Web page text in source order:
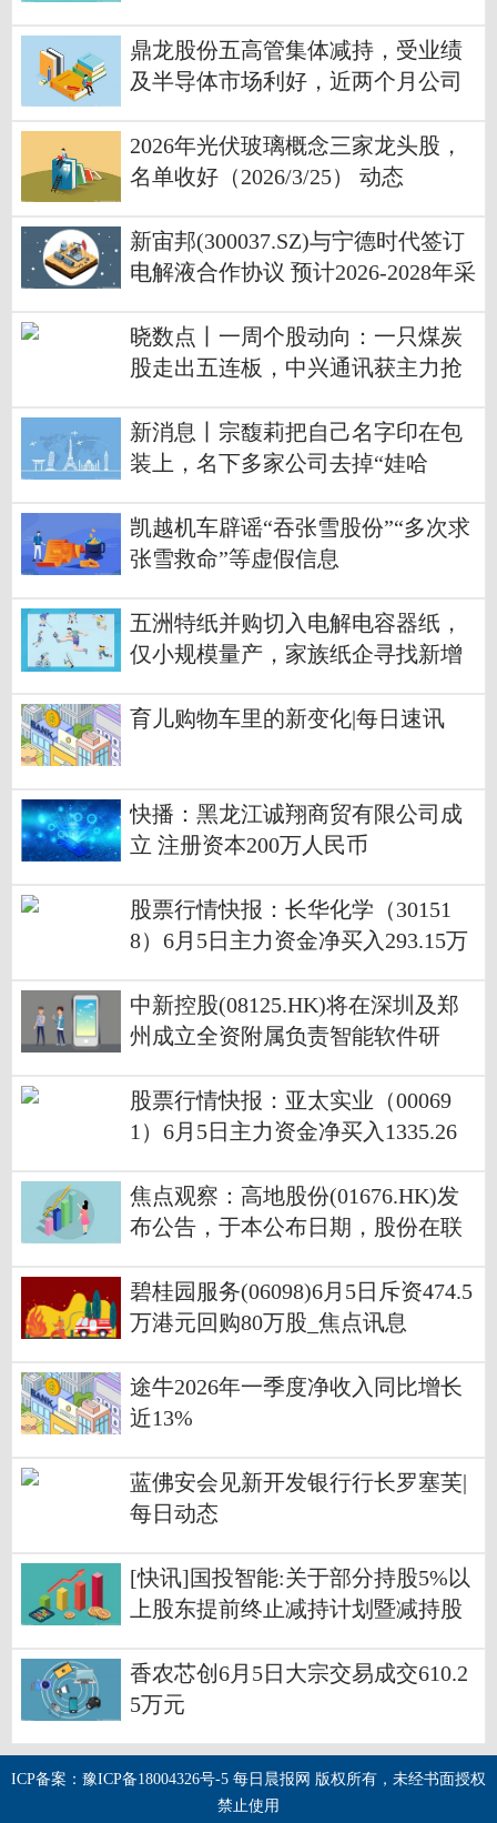
鼎龙股份五高管集体减持，受业绩
及半导体市场利好，近两个月公司
2026年光伏玻璃概念三家龙头股，
名单收好（2026/3/25） 动态
新宙邦(300037.SZ)与宁德时代签订
电解液合作协议 预计2026-2028年采
晓数点丨一周个股动向：一只煤炭
股走出五连板，中兴通讯获主力抢
新消息丨宗馥莉把自己名字印在包
装上，名下多家公司去掉“娃哈
凯越机车辟谣“吞张雪股份”“多次求
张雪救命”等虚假信息
五洲特纸并购切入电解电容器纸，
仅小规模量产，家族纸企寻找新增
育儿购物车里的新变化|每日速讯
快播：黑龙江诚翔商贸有限公司成
立 注册资本200万人民币
股票行情快报：长华化学（30151
8）6月5日主力资金净买入293.15万
中新控股(08125.HK)将在深圳及郑
州成立全资附属负责智能软件研
商用机器人研发等新业务 速看
股票行情快报：亚太实业（00069
1）6月5日主力资金净买入1335.26
焦点观察：高地股份(01676.HK)发
布公告，于本公布日期，股份在联
碧桂园服务(06098)6月5日斥资474.5
万港元回购80万股_焦点讯息
途牛2026年一季度净收入同比增长
近13%
蓝佛安会见新开发银行行长罗塞芙|
每日动态
[快讯]国投智能:关于部分持股5%以
上股东提前终止减持计划暨减持股
香农芯创6月5日大宗交易成交610.2
5万元
ICP备案：豫ICP备18004326号-5 每日晨报网 版权所有，未经书面授权
禁止使用